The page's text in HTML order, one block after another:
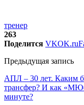
тренер
263
Поделится VKOK.ru
Предыдущая запись
АПЛ – 30 лет. Каким
трансфер? И как
минуте?